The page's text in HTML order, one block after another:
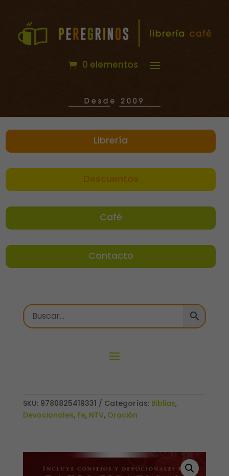
0 elementos
Librería
Descuentos
Café
Contacto
SKU: 9780825419331 Categorías: Biblias,
Devocionales, Fe, NTV, Oración